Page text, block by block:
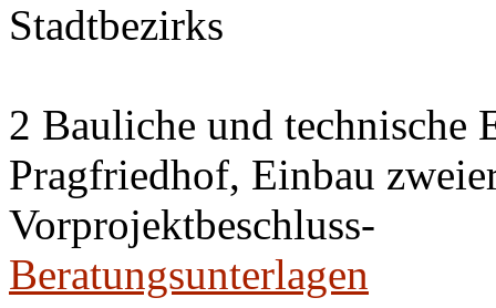
Stadtbezirks
2 Bauliche und technische
Pragfriedhof, Einbau
Vorprojektbeschluss-
Beratungsunterlagen